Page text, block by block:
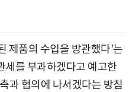
제품의 수입을 방관했다'는
세를 부과하겠다고 예고한
과 협의에 나서겠다는 방침